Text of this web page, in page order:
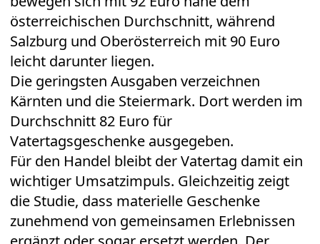
österreichischen Durchschnitt, während
Salzburg und Oberösterreich mit 90 Euro
leicht darunter liegen.
Die geringsten Ausgaben verzeichnen
Kärnten und die Steiermark. Dort werden im
Durchschnitt 82 Euro für
Vatertagsgeschenke ausgegeben.
Für den Handel bleibt der Vatertag damit ein
wichtiger Umsatzimpuls. Gleichzeitig zeigt
die Studie, dass materielle Geschenke
zunehmend von gemeinsamen Erlebnissen